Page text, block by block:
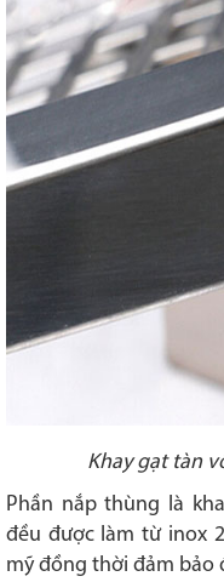
Khay gạt tàn
Phần nắp thùng là
đều được làm từ inox
mỹ đồng thời đảm bảo